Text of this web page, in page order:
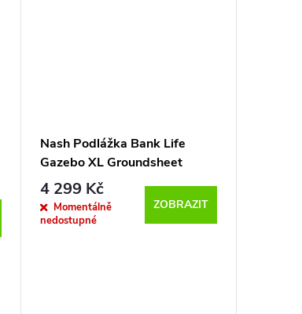
Nash Podlážka Bank Life
Gazebo XL Groundsheet
4 299 Kč
Momentálně
nedostupné
ZOBRAZIT